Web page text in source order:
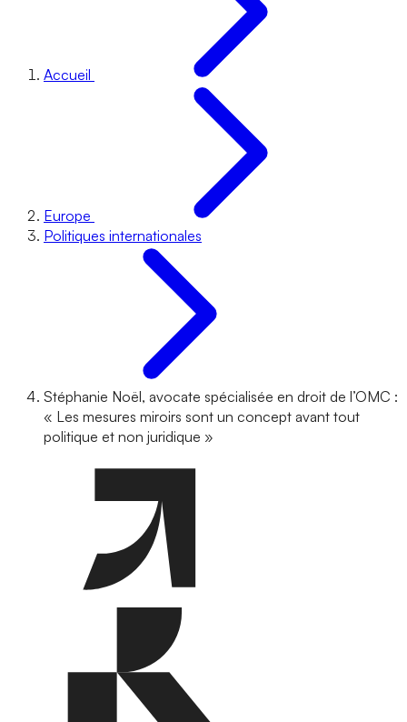
Accueil
Europe
Politiques internationales
Stéphanie Noël, avocate spécialisée en droit de l’OMC :
« Les mesures miroirs sont un concept avant tout
politique et non juridique »